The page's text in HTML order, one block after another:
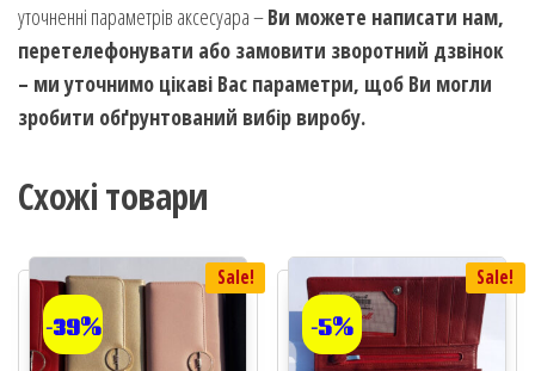
уточненні параметрів аксесуара –Ви можете написати нам,
перетелефонувати або замовити зворотний дзвінок
– ми уточнимо цікаві Вас параметри, щоб Ви могли
зробити обґрунтований вибір виробу.
Схожі товари
Sale!
-39%
Sale!
-5%